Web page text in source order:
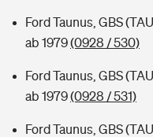
Ford Taunus, GBS
ab 1979(0928 / 530)
Ford Taunus, GBS
ab 1979(0928 / 531)
Ford Taunus, GBS